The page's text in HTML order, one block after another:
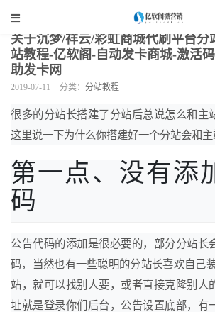
当前位置： 网站装修 > 分站教程
关于沉梦/祥云/彩虹商城代刷平台分
站教程-亿软阁-自动发卡商城-激活
助发卡网
2019-07-11 分类： 分站教程
很多的分站长搭建了分站后总说怎么和主
这里说一下为什么你搭建好一个分站会和主
第一点、没有添
码
公告代码的添加是很必要的，部分分站长
码，当然也有一些聪明的分站长喜欢自己
站，就可以找别人要，或者直接克隆别人
址就是登录你们后台，公告设置底部，有